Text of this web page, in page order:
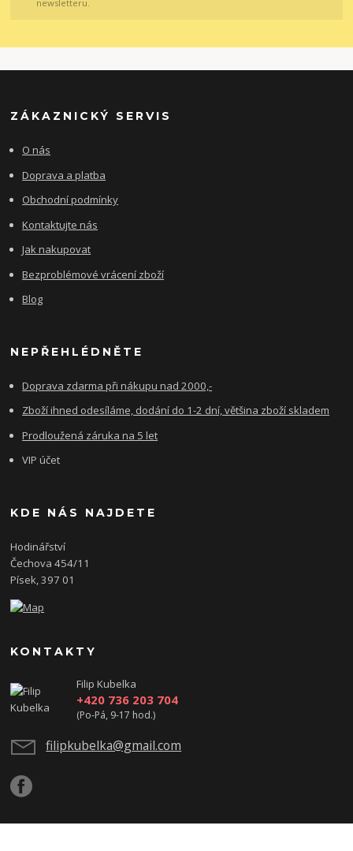
newsletteru.
ZÁKAZNICKÝ SERVIS
O nás
Doprava a platba
Obchodní podmínky
Kontaktujte nás
Jak nakupovat
Bezproblémové vrácení zboží
Blog
NEPŘEHLÉDNĚTE
Doprava zdarma při nákupu nad 2000,-
Zboží ihned odesíláme, dodání do 1-2 dní, většina zboží skladem
Prodloužená záruka na 5 let
VIP účet
KDE NÁS NAJDETE
Hodinářství
Čechova 454/11
Písek, 397 01
KONTAKTY
Filip Kubelka
+420 736 203 704
(Po-Pá, 9-17 hod.)
filipkubelka@gmail.com